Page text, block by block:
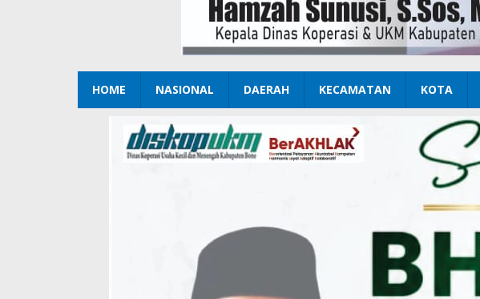
HOME NASIONAL DAERAH KECAMATAN KOTA